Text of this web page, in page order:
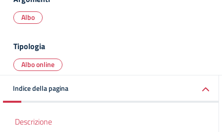
Albo
Tipologia
Albo online
Indice della pagina
Descrizione